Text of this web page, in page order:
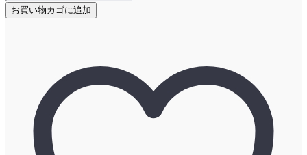
総
研
お買い物カゴに追加